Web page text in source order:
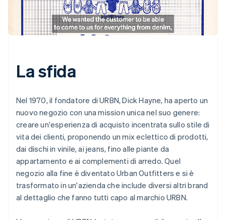
La sfida
Nel 1970, il fondatore di URBN, Dick Hayne, ha aperto un
nuovo negozio con una mission unica nel suo genere:
creare un'esperienza di acquisto incentrata sullo stile di
vita dei clienti, proponendo un mix eclettico di prodotti,
dai dischi in vinile, ai jeans, fino alle piante da
appartamento e ai complementi di arredo. Quel
negozio alla fine è diventato Urban Outfitters e si è
trasformato in un'azienda che include diversi altri brand
al dettaglio che fanno tutti capo al marchio URBN.